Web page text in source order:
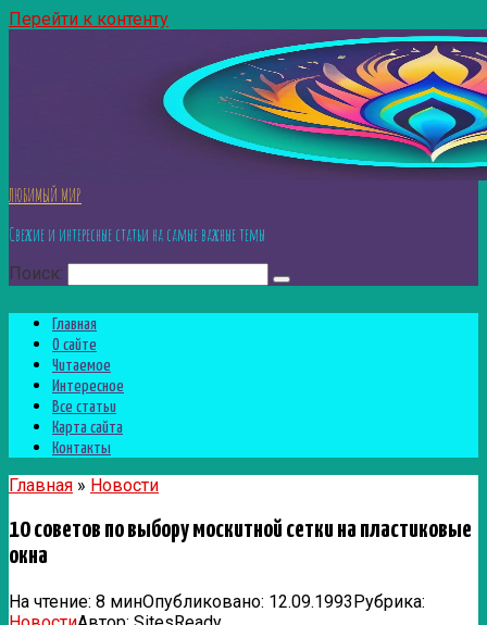
Перейти к контенту
ЛЮБИМЫЙ МИР
Свежие и интересные статьи на самые важные темы
Поиск:
Главная
О сайте
Читаемое
Интересное
Все статьи
Карта сайта
Контакты
Главная » Новости
10 советов по выбору москитной сетки на пластиковые
окна
На чтение: 8 минОпубликовано: 12.09.1993Рубрика: